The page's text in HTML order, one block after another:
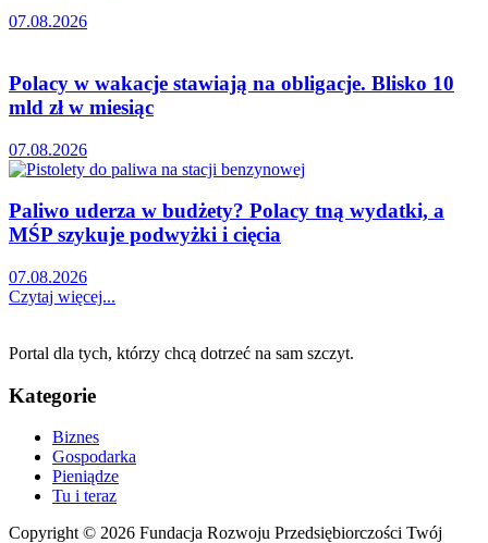
07.08.2026
Polacy w wakacje stawiają na obligacje. Blisko 10
mld zł w miesiąc
07.08.2026
Paliwo uderza w budżety? Polacy tną wydatki, a
MŚP szykuje podwyżki i cięcia
07.08.2026
Czytaj więcej...
Portal dla tych, którzy chcą dotrzeć na sam szczyt.
Kategorie
Biznes
Gospodarka
Pieniądze
Tu i teraz
Copyright © 2026 Fundacja Rozwoju Przedsiębiorczości Twój